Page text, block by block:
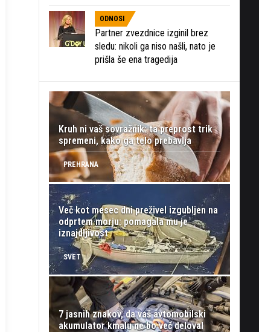
ODNOSI
Partner zvezdnice izginil brez
sledu: nikoli ga niso našli, nato je
prišla še ena tragedija
Kruh ni vaš sovražnik: ta preprost trik
spremeni, kako ga telo prebavlja
PREHRANA
Več kot mesec dni preživel izgubljen na
odprtem morju: pomagala mu je
iznajdljivost
SVET
7 jasnih znakov, da vaš avtomobilski
akumulator kmalu ne bo več deloval